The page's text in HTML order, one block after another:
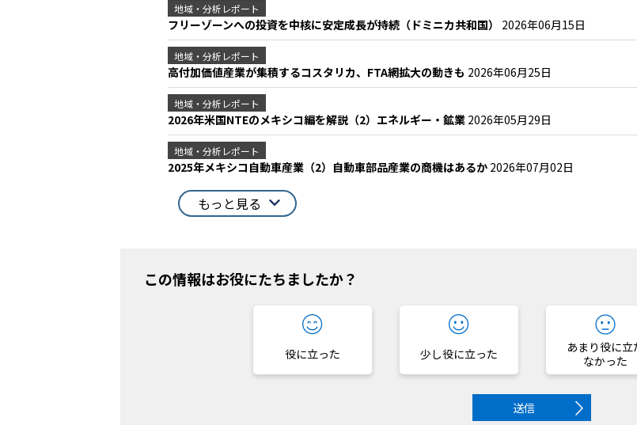
地域・分析レポート
フリーゾーンへの投資を中核に安定成長が持続（ドミニカ共和国） 2026年06月15日
地域・分析レポート
高付加価値産業が集積するコスタリカ、FTA網拡大の動きも 2026年06月25日
地域・分析レポート
2026年米国NTEのメキシコ編を解説（2）エネルギー・鉱業 2026年05月29日
地域・分析レポート
2025年メキシコ自動車産業（2）自動車部品産業の商機はあるか 2026年07月02日
もっと見る
この情報はお役にたちましたか？
役に立った 少し役に立った
あまり役に立
なかった
送信